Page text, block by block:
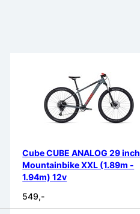
Cube CUBE ANALOG 29 inch
Mountainbike XXL (1.89m -
1.94m) 12v
549,-